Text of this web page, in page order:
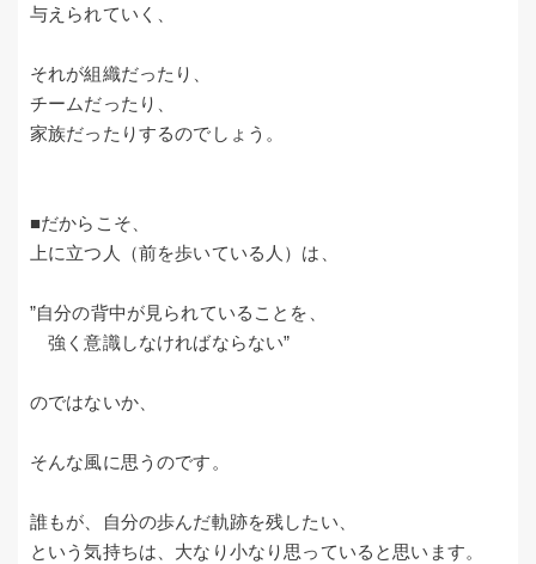
与えられていく、
それが組織だったり、
チームだったり、
家族だったりするのでしょう。
■だからこそ、
上に立つ人（前を歩いている人）は、
”自分の背中が見られていることを、
強く意識しなければならない”
のではないか、
そんな風に思うのです。
誰もが、自分の歩んだ軌跡を残したい、
という気持ちは、大なり小なり思っていると思います。